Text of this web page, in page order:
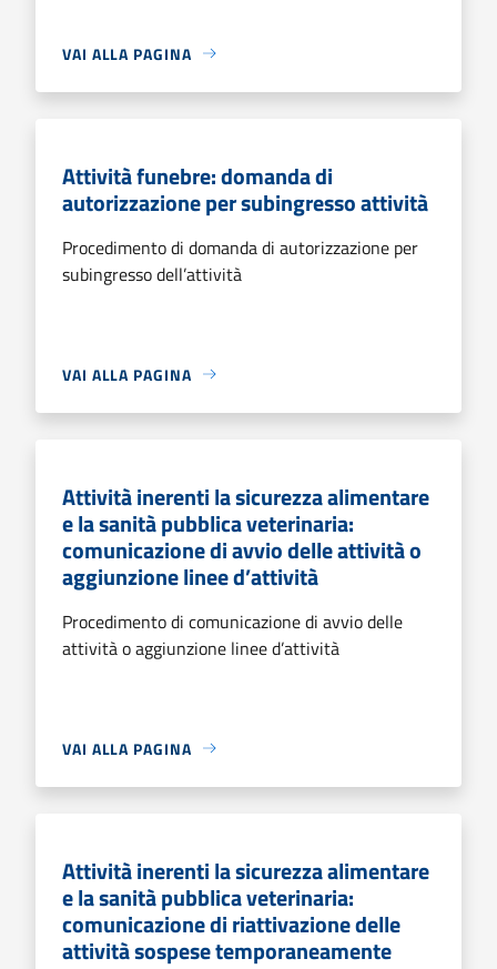
VAI ALLA PAGINA
Attività funebre: domanda di
autorizzazione per subingresso attività
Procedimento di domanda di autorizzazione per
subingresso dell’attività
VAI ALLA PAGINA
Attività inerenti la sicurezza alimentare
e la sanità pubblica veterinaria:
comunicazione di avvio delle attività o
aggiunzione linee d’attività
Procedimento di comunicazione di avvio delle
attività o aggiunzione linee d’attività
VAI ALLA PAGINA
Attività inerenti la sicurezza alimentare
e la sanità pubblica veterinaria:
comunicazione di riattivazione delle
attività sospese temporaneamente